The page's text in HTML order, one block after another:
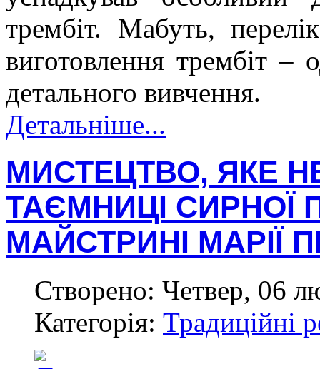
трембіт. Мабуть,
виготовлення трембіт –
детального вивчення.
Детальніше...
МИСТЕЦТВО, ЯКЕ
ТАЄМНИЦІ СИРНОЇ
МАЙСТРИНІ МАРІЇ
Створено: Четвер, 06
Категорія: Традиційні